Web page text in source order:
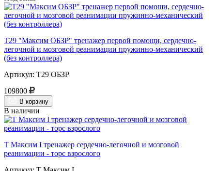
Т29 "Максим ОБЗР" тренажер первой помощи, сердечно-
легочной и мозговой реанимации пружинно-механический
(без контроллера)
Артикул: Т29 ОБЗР
109800
В корзину
В наличии
Т Максим I тренажер сердечно-легочной и мозговой
реанимации - торс взрослого